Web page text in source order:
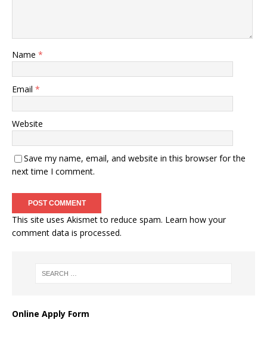
Name *
Email *
Website
Save my name, email, and website in this browser for the
next time I comment.
This site uses Akismet to reduce spam. Learn how your
comment data is processed.
Online Apply Form